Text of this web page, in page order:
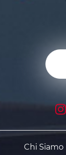
Chi Siamo